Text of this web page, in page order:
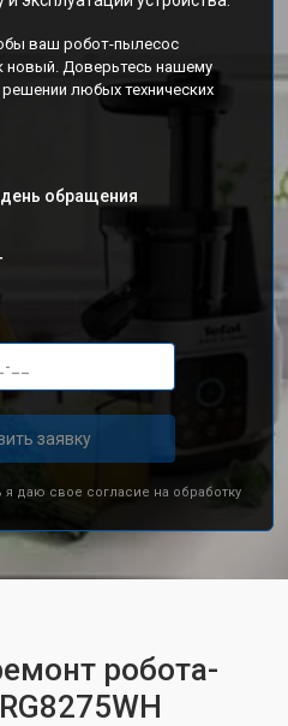
ваш робот-пылесос
новый. Доверьтесь нашему
любых технических
обращения
заявку
я даю свое согласие на обработку
робота-